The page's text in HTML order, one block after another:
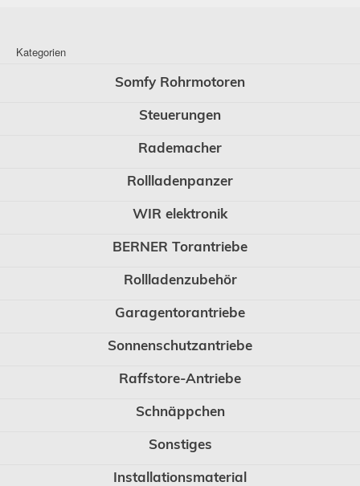
Kategorien
Somfy Rohrmotoren
Steuerungen
Rademacher
Rollladenpanzer
WIR elektronik
BERNER Torantriebe
Rollladenzubehör
Garagentorantriebe
Sonnenschutzantriebe
Raffstore-Antriebe
Schnäppchen
Sonstiges
Installationsmaterial